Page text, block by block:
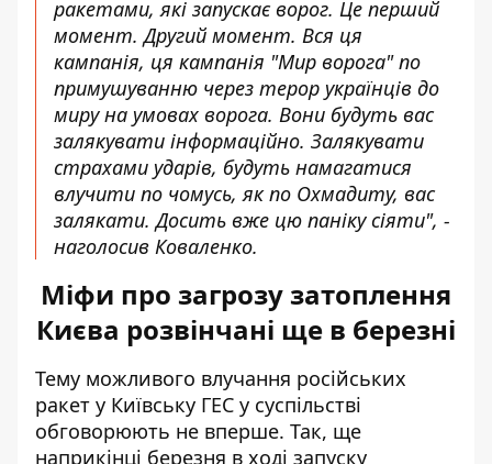
ракетами, які запускає ворог. Це перший
момент. Другий момент. Вся ця
кампанія, ця кампанія "Мир ворога" по
примушуванню через терор українців до
миру на умовах ворога. Вони будуть вас
залякувати інформаційно. Залякувати
страхами ударів, будуть намагатися
влучити по чомусь, як по Охмадиту, вас
залякати. Досить вже цю паніку сіяти", -
наголосив Коваленко.
Міфи про загрозу затоплення
Києва розвінчані ще в березні
Тему можливого влучання російських
ракет у Київську ГЕС у суспільстві
обговорюють не вперше. Так, ще
наприкінці березня в ході запуску